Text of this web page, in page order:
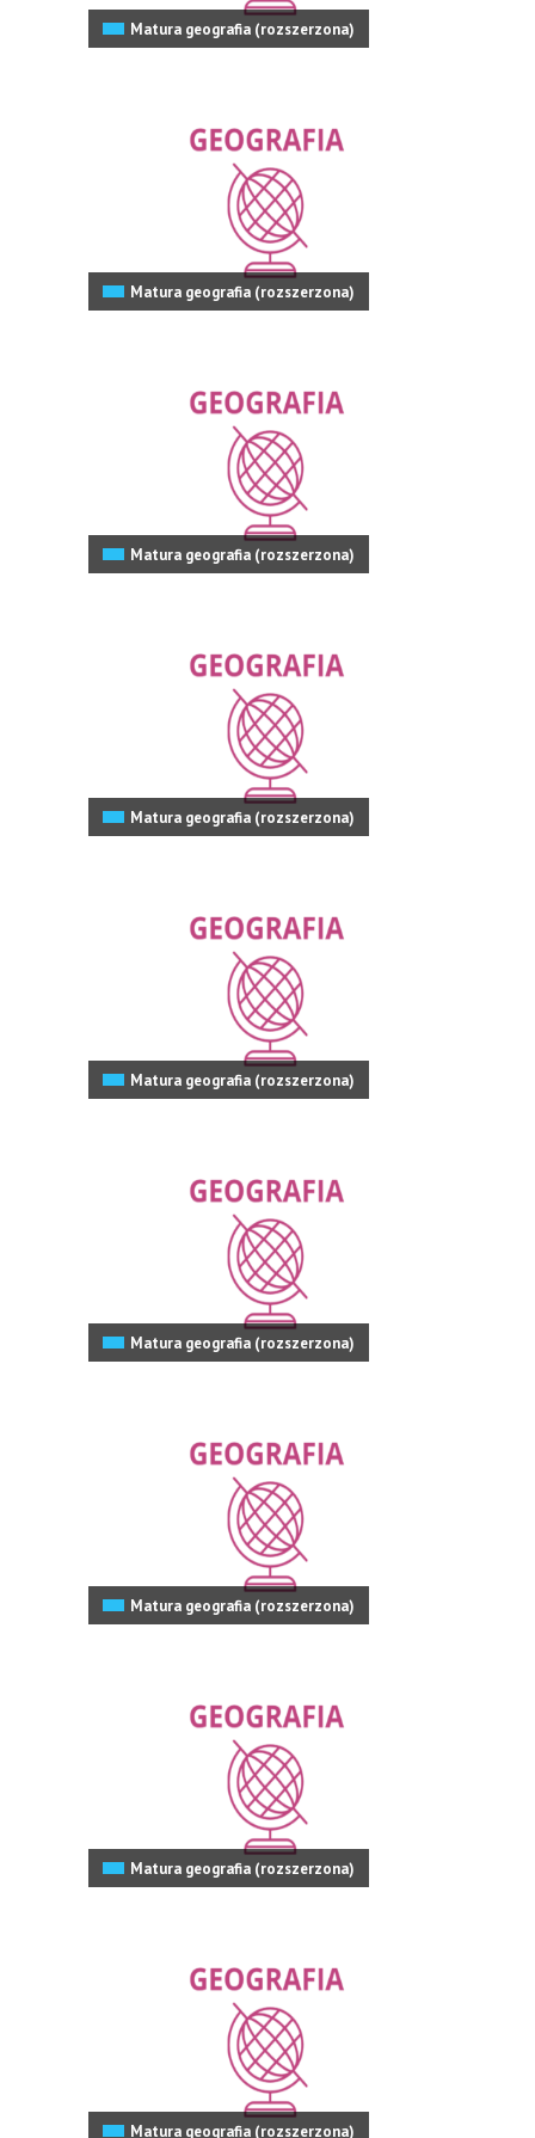
Matura geografia (rozszerzona)
Matura geografia (rozszerzona)
Matura geografia (rozszerzona)
Matura geografia (rozszerzona)
Matura geografia (rozszerzona)
Matura geografia (rozszerzona)
Matura geografia (rozszerzona)
Matura geografia (rozszerzona)
Matura geografia (rozszerzona)